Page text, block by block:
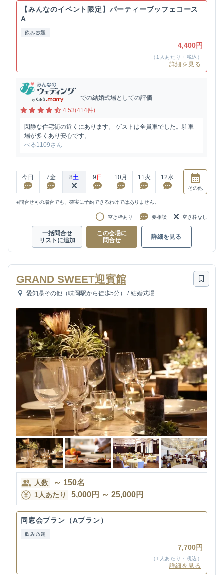
【みんなのイベント限定】パーティーブッフェコース
A
飲み放題
4,400円
（1人あたり・税込）
詳細を見る
での結婚式場としての評価
4.53(414件)
閑静な住宅街の近くにあります。 ゲストは全員車でした。駐車
場が多くあり安心です。
べる1109さん
今日 7金 8土 9 日 10月 11 火 12水
その他
※問合せ可の場合でも、確実に予約できるわけではありません。
空き枠あり 要相談 空き枠なし
一括問合せ
リストに追加
この会場に
問合せ
詳細を見る
GRAND SWEET迎賓館
愛知県その他（味岡駅から徒歩5分） / 結婚式場
人数 ～ 150名
1人あたり 5,000円 ～ 25,000円
同窓会プラン（Aプラン）
飲み放題
7,700円
（1人あたり・税込）
詳細を見る